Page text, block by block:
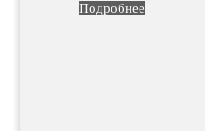
Подробнее